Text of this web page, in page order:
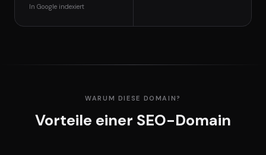
In Google indexiert
WARUM DIESE DOMAIN?
Vorteile einer SEO-Domain